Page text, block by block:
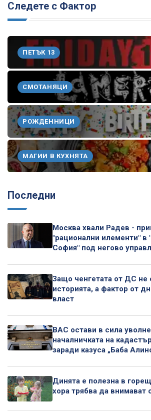
Следете с Фактор
ПЕТЪК 13
СМОТАНЯЦИ
РОЖДЕННИЦИ
МАГИИ В КУХНЯТА
Последни
Москва хвали Радев -
"рационални илементи" в
София" под негово
Защо ченгетата от ДС не
историята, а фактор от
власт
ВАС остави в сила
началничката на
заради казуса „Баба
Динята е полезна в
хора трябва да внимават